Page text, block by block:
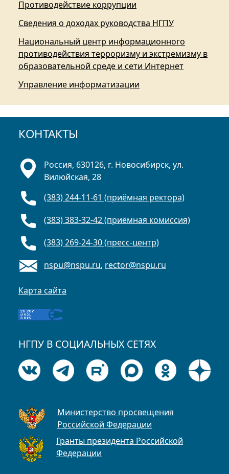
Противодействие коррупции
Сведения о доходах руководства НГПУ
Национальный центр информационного
противодействия терроризму и экстремизму в
образовательной среде и сети Интернет
Управление информатизации
КОНТАКТЫ
Россия, 630126, г. Новосибирск, ул.
Вилюйская, 28
(383) 244-11-61 (приёмная ректора)
(383) 383-32-42 (приёмная комиссия)
(383) 269-24-30 (пресс-центр)
nspu@nspu.ru, rector@nspu.ru
Карта сайта
НГПУ В СОЦИАЛЬНЫХ СЕТЯХ
Министерство просвещения
Российской Федерации
Гранты президента Российской
Федерации